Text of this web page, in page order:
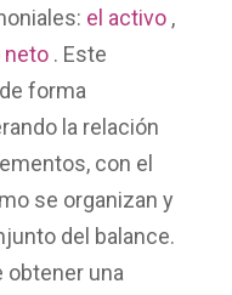
el activo ,
neto . Este
forma
la relación
con el
se organizan y
del balance.
obtener una